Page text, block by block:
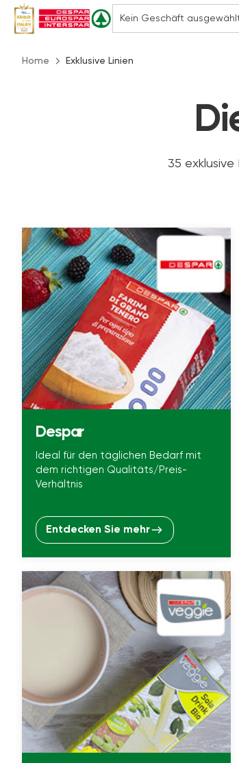
Home Exklusive Linien
35
Despar
Ideal für den täglichen Bedarf mit
dem richtigen Qualitäts/Preis-
Verhältnis
Entdecken Sie mehr